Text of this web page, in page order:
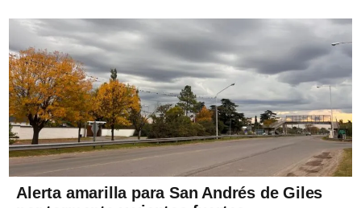
Alerta amarilla para San Andrés de Giles